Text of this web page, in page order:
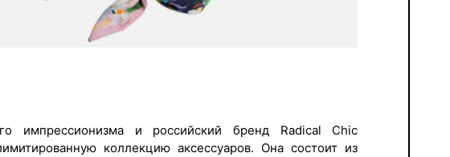
импрессионизма и российский бренд Radical Chic
коллекцию аксессуаров. Она состоит из